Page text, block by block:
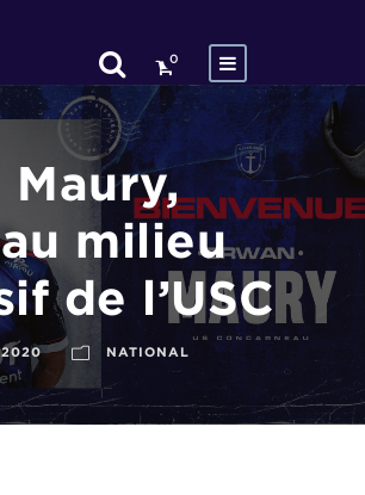
0
Maury,
milieu
de l’USC
2020 NATIONAL